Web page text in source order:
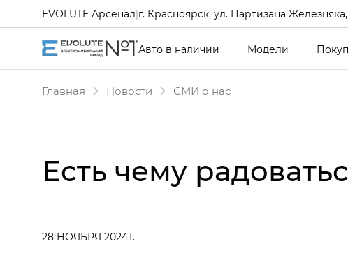
EVOLUTE Арсенал|г. Красноярск, ул. Партизана Железняка,
Авто в наличии Модели
Главная Новости СМИ о нас
Есть чему
28 НОЯБРЯ 2024 Г.